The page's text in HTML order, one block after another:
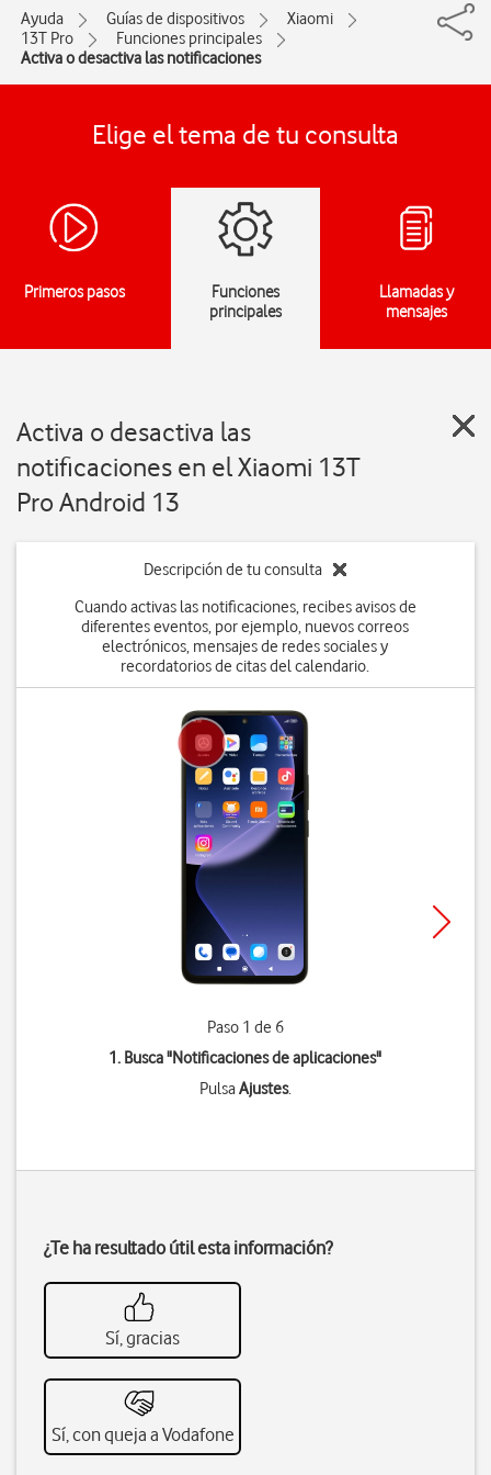
Ayuda Guías de dispositivos
Xiaomi
13T Pro
Funciones principales
Activa o desactiva las notificaciones
Elige el tema de tu consulta
Primeros pasos
Funciones
principales
Llamadas y
mensajes
Activa o desactiva las
notificaciones en el Xiaomi 13T
Pro Android 13
Descripción de tu consulta
Cuando activas las notificaciones, recibes avisos de
diferentes eventos, por ejemplo, nuevos correos
electrónicos, mensajes de redes sociales y
recordatorios de citas del calendario.
Paso 1 de 6
1. Busca "Notificaciones de aplicaciones"
PulsaAjustes.
¿Te ha resultado útil esta información?
Sí, gracias
Sí, con queja a Vodafone